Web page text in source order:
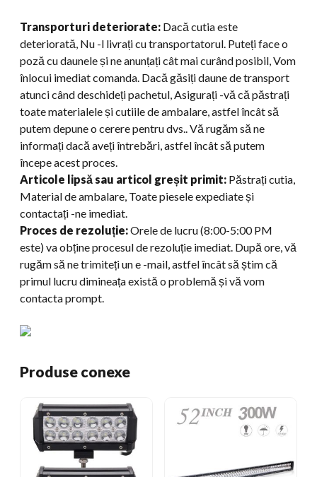
Transporturi deteriorate: Dacă cutia este
deteriorată, Nu -l livrați cu transportatorul. Puteți face o
poză cu daunele și ne anunțați cât mai curând posibil, Vom
înlocui imediat comanda. Dacă găsiți daune de transport
atunci când deschideți pachetul, Asigurați -vă că păstrați
toate materialele și cutiile de ambalare, astfel încât să
putem depune o cerere pentru dvs.. Vă rugăm să ne
informați dacă aveți întrebări, astfel încât să putem
începe acest proces.
Articole lipsă sau articol greșit primit: Păstrați cutia,
Material de ambalare, Toate piesele expediate și
contactați -ne imediat.
Proces de rezoluție:Orele de lucru (8:00-5:00 PM
este) va obține procesul de rezoluție imediat. După ore, vă
rugăm să ne trimiteți un e -mail, astfel încât să știm că
primul lucru dimineața există o problemă și vă vom
contacta prompt.
Produse conexe